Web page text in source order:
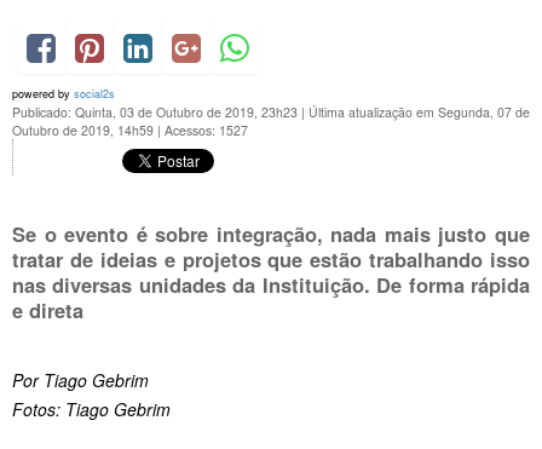
powered by social2s
Publicado: Quinta, 03 de Outubro de 2019, 23h23 | Última atualização em Segunda, 07 de
Outubro de 2019, 14h59 | Acessos: 1527
Se o evento é sobre integração, nada mais justo que
tratar de ideias e projetos que estão trabalhando isso
nas diversas unidades da Instituição. De forma rápida
e direta
Por Tiago Gebrim
Fotos: Tiago Gebrim